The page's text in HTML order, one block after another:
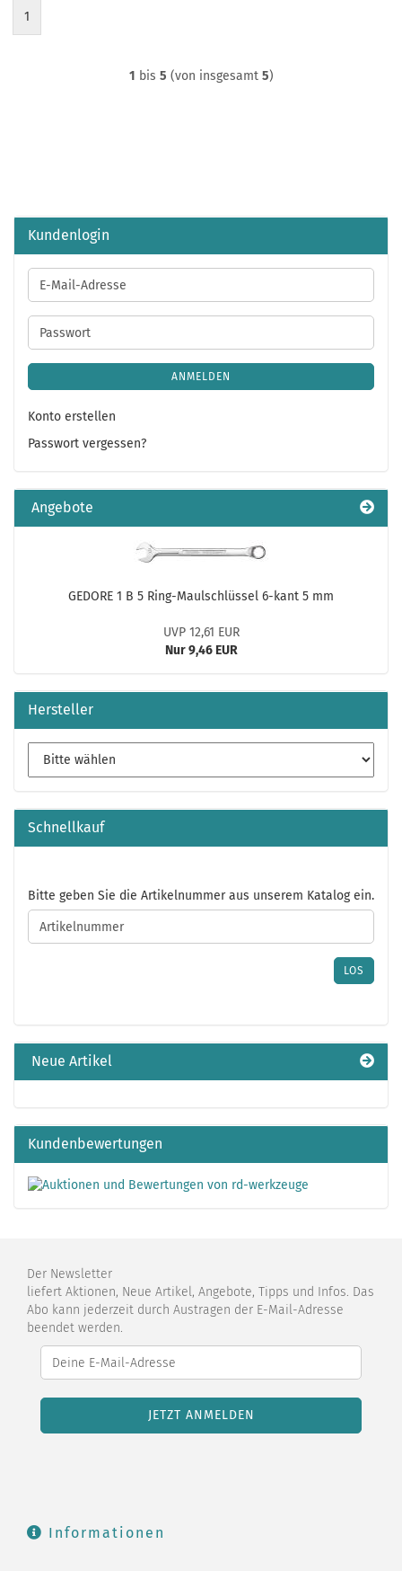
1
1 bis 5 (von insgesamt 5)
Kundenlogin
E-
Mail-
Adresse
Passwort
ANMELDEN
Konto erstellen
Passwort vergessen?
Angebote
GEDORE 1 B 5 Ring-Maulschlüssel 6-kant 5 mm
UVP 12,61 EUR
Nur 9,46 EUR
Hersteller
Schnellkauf
BITTE
GEBEN
SIE
DIE
Bitte geben Sie die Artikelnummer aus unserem Katalog ein.
LOS
Neue Artikel
Kundenbewertungen
Der Newsletter
liefert Aktionen, Neue Artikel, Angebote, Tipps und Infos. Das
Abo kann jederzeit durch Austragen der E-Mail-Adresse
beendet werden.
Informationen